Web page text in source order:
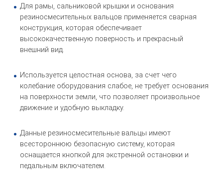
Для рамы, сальниковой крышки и основания
резиносмесительных вальцов применяется сварная
конструкция, которая обеспечивает
высококачественную поверность и прекрасный
внешний вид.
Используется целостная основа, за счет чего
колебание оборудования слабое, не требует основания
на поверхности земли, что позволяет произвольное
движение и удобную выкладку.
Данные резиносмесительные вальцы имеют
всестороннюю безопасную систему, которая
оснащается кнопкой для экстренной остановки и
педальным включателем.